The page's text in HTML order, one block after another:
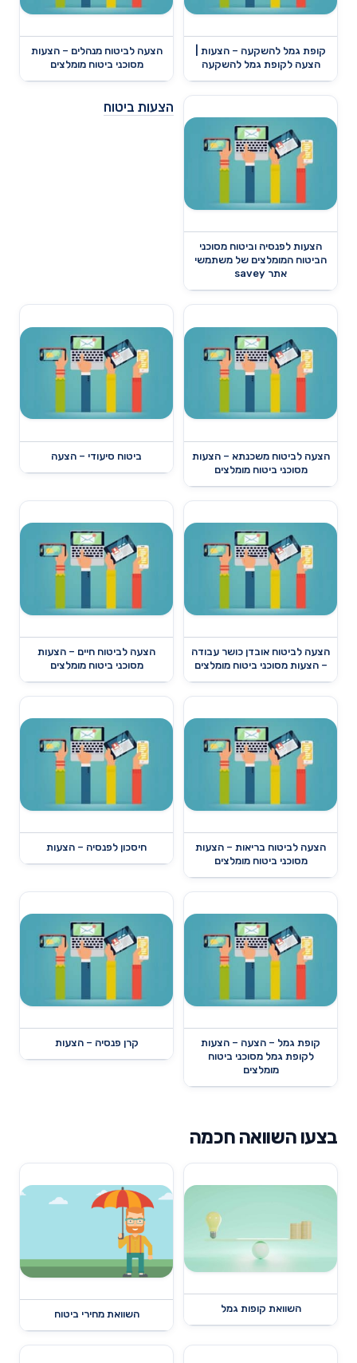
קופת גמל להשקעה – הצעות |
הצעה לקופת גמל להשקעה
הצעה לביטוח מנהלים – הצעות
מסוכני ביטוח מומלצים
הצעות לפנסיה וביטוח מסוכני
הביטוח המומלצים של משתמשי
אתר savey
הצעות ביטוח
הצעה לביטוח משכנתא – הצעות
מסוכני ביטוח מומלצים
ביטוח סיעודי – הצעה
הצעה לביטוח אובדן כושר עבודה
– הצעות מסוכני ביטוח מומלצים
הצעה לביטוח חיים – הצעות
מסוכני ביטוח מומלצים
הצעה לביטוח בריאות – הצעות
מסוכני ביטוח מומלצים
חיסכון לפנסיה – הצעות
קופת גמל – הצעה – הצעות
לקופת גמל מסוכני ביטוח
מומלצים
קרן פנסיה – הצעות
בצעו השוואה חכמה
השוואת קופות גמל
השוואת מחירי ביטוח